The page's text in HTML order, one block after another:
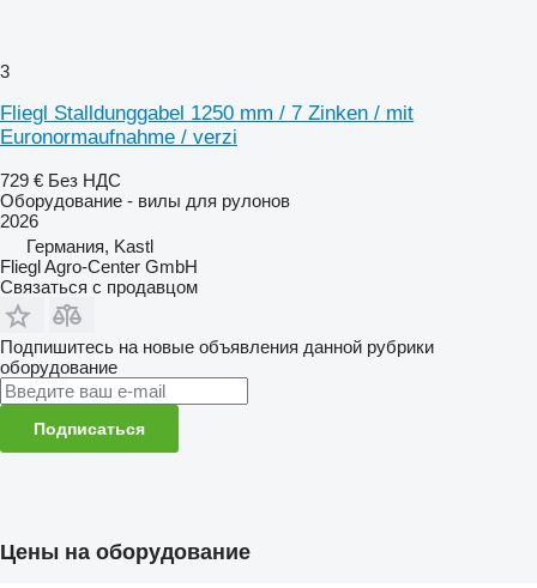
3
Fliegl Stalldunggabel 1250 mm / 7 Zinken / mit
Euronormaufnahme / verzi
729 € Без НДС
Оборудование - вилы для рулонов
2026
Германия, Kastl
Fliegl Agro-Center GmbH
Связаться с продавцом
Подпишитесь на новые объявления данной рубрики
оборудование
Подписаться
Цены на оборудование